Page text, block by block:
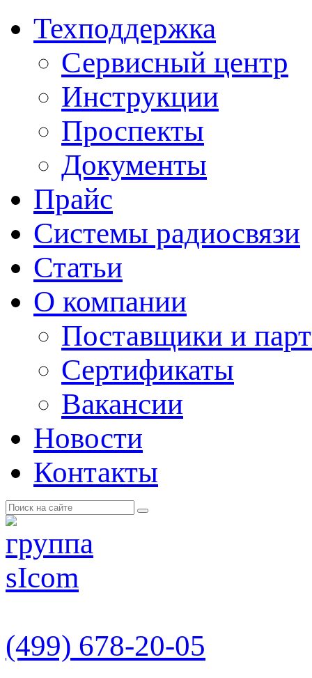
Техподдержка
Сервисный центр
Инструкции
Проспекты
Документы
Прайс
Системы радиосвязи
Статьи
О компании
Поставщики и
Cертификаты
Вакансии
Новости
Контакты
(499) 678-20-05